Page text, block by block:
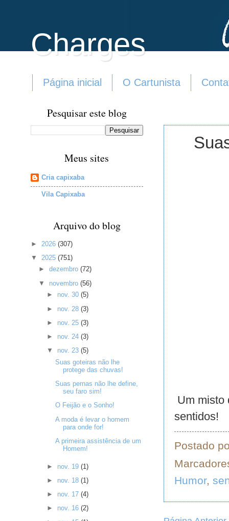
Charges
Página inicial O Cartunista
Um misto
sentidos!
Postado
Humor,
Pesquisar este blog
Meus sites
Cria capixaba
Vila Capixaba
Arquivo do blog
► 2026 (307)
▼ 2025 (751)
►dezembro(72)
▼ novembro(56)
► nov. 30 (5)
► nov. 28 (3)
► nov. 25 (3)
► nov. 24 (3)
▼ nov. 23 (5)
Suas goteiras não lhe
protege das chuvas!
Suas pernas não lhe define,
seu faro sim!
O Feijão e o Sonho!
A moda é levar o homem
para onde for!
A primeira assistência de um
Homem!
► nov. 19 (1)
► nov. 18 (1)
► nov. 17 (4)
► nov. 16 (2)